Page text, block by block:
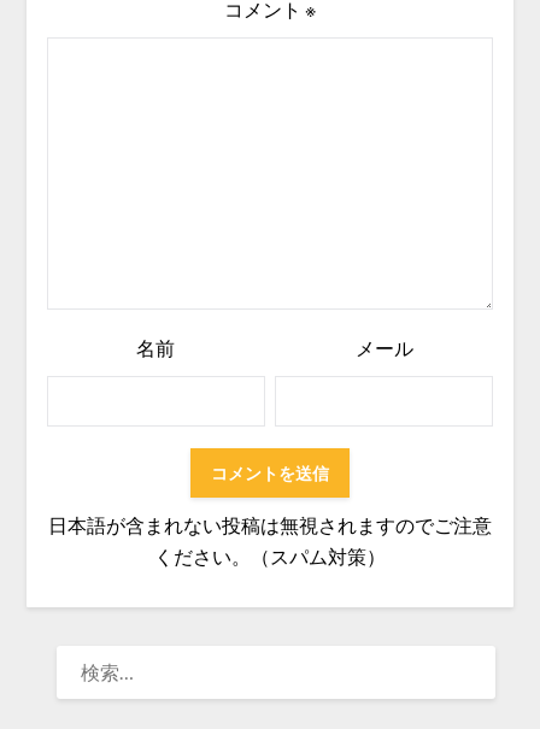
コメント ※
名前 メール
日本語が含まれない投稿は無視されますのでご注意
ください。（スパム対策）